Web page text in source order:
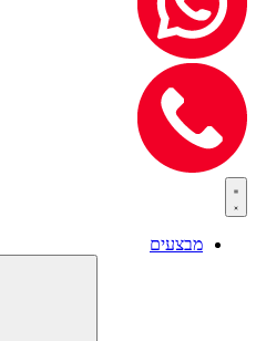
מבצעים